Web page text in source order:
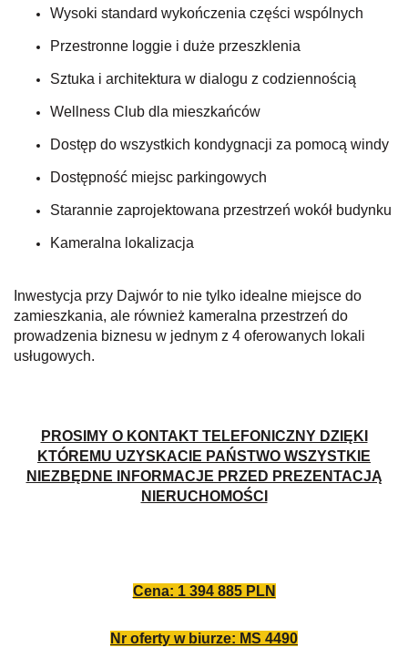
Wysoki standard wykończenia części wspólnych
Przestronne loggie i duże przeszklenia
Sztuka i architektura w dialogu z codziennością
Wellness Club dla mieszkańców
Dostęp do wszystkich kondygnacji za pomocą windy
Dostępność miejsc parkingowych
Starannie zaprojektowana przestrzeń wokół budynku
Kameralna lokalizacja
Inwestycja przy Dajwór to nie tylko idealne miejsce do
zamieszkania, ale również kameralna przestrzeń do
prowadzenia biznesu w jednym z 4 oferowanych lokali
usługowych.
PROSIMY O KONTAKT TELEFONICZNY DZIĘKI
KTÓREMU UZYSKACIE PAŃSTWO WSZYSTKIE
NIEZBĘDNE INFORMACJE PRZED PREZENTACJĄ
NIERUCHOMOŚCI
Cena: 1 394 885 PLN
Nr oferty w biurze: MS 4490